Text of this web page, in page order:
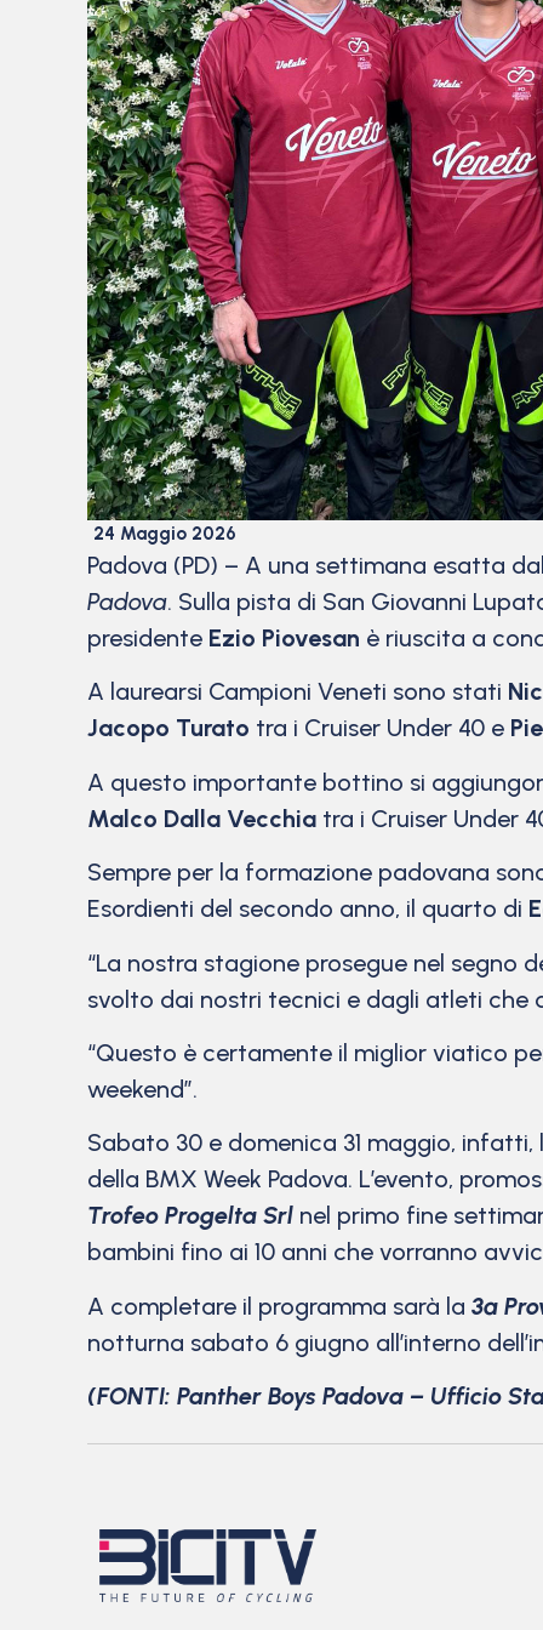
24 Maggio 2026
Padova (PD) – A una settimana esatta
Padova. Sulla pista di San Giovanni
presidente Ezio Piovesan è riuscita a
A laurearsi Campioni Veneti sono stati
Jacopo Turato tra i Cruiser Under 40 e
A questo importante bottino si
Malco Dalla Vecchia tra i Cruiser Under
Sempre per la formazione padovana
Esordienti del secondo anno, il quarto di
“La nostra stagione prosegue nel segno
svolto dai nostri tecnici e dagli atleti che
“Questo è certamente il miglior viatico
weekend”.
Sabato 30 e domenica 31 maggio,
della BMX Week Padova. L’evento,
Trofeo Progelta Srl nel primo fine
bambini fino ai 10 anni che vorranno
A completare il programma sarà la 3ª
notturna sabato 6 giugno all’interno
(FONTI: Panther Boys Padova – Ufficio